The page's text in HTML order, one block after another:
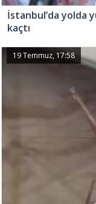
İstanbul’da yolda
kaçtı
19 Temmuz, 17:58